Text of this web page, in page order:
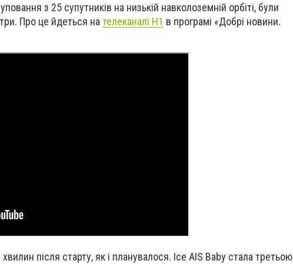
з 25 супутників на низькій навколоземній орбіті, були
Про це йдеться на телеканалі Н1 в програмі «Добрі новини.
після старту, як і планувалося. Ice AIS Baby стала третьою